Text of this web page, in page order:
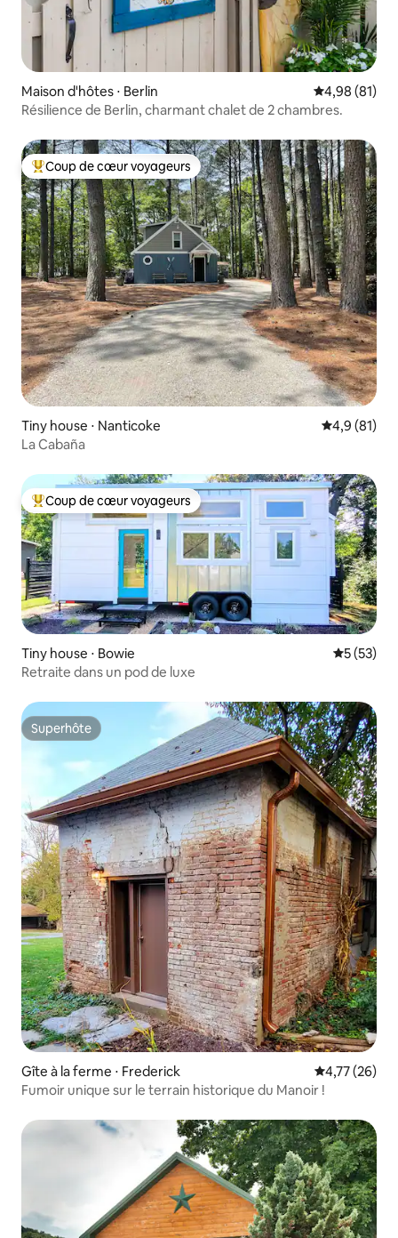
Maison d'hôtes ⋅ Berlin Évaluation
4,98 (81)
Résilience de Berlin, charmant chalet de 2 chambres.
Coups de cœur voyageurs les plus appréciés
Coup de cœur voyageurs
Tiny house ⋅ Nanticoke Évaluation
4,9 (81)
La Cabaña
Coups de cœur voyageurs les plus appréciés
Coup de cœur voyageurs
Tiny house ⋅ Bowie
5 (53)
Retraite dans un pod de luxe
Superhôte
Superhôte
Gîte à la ferme ⋅ Frederick Évaluation
4,77 (26)
Fumoir unique sur le terrain historique du Manoir !